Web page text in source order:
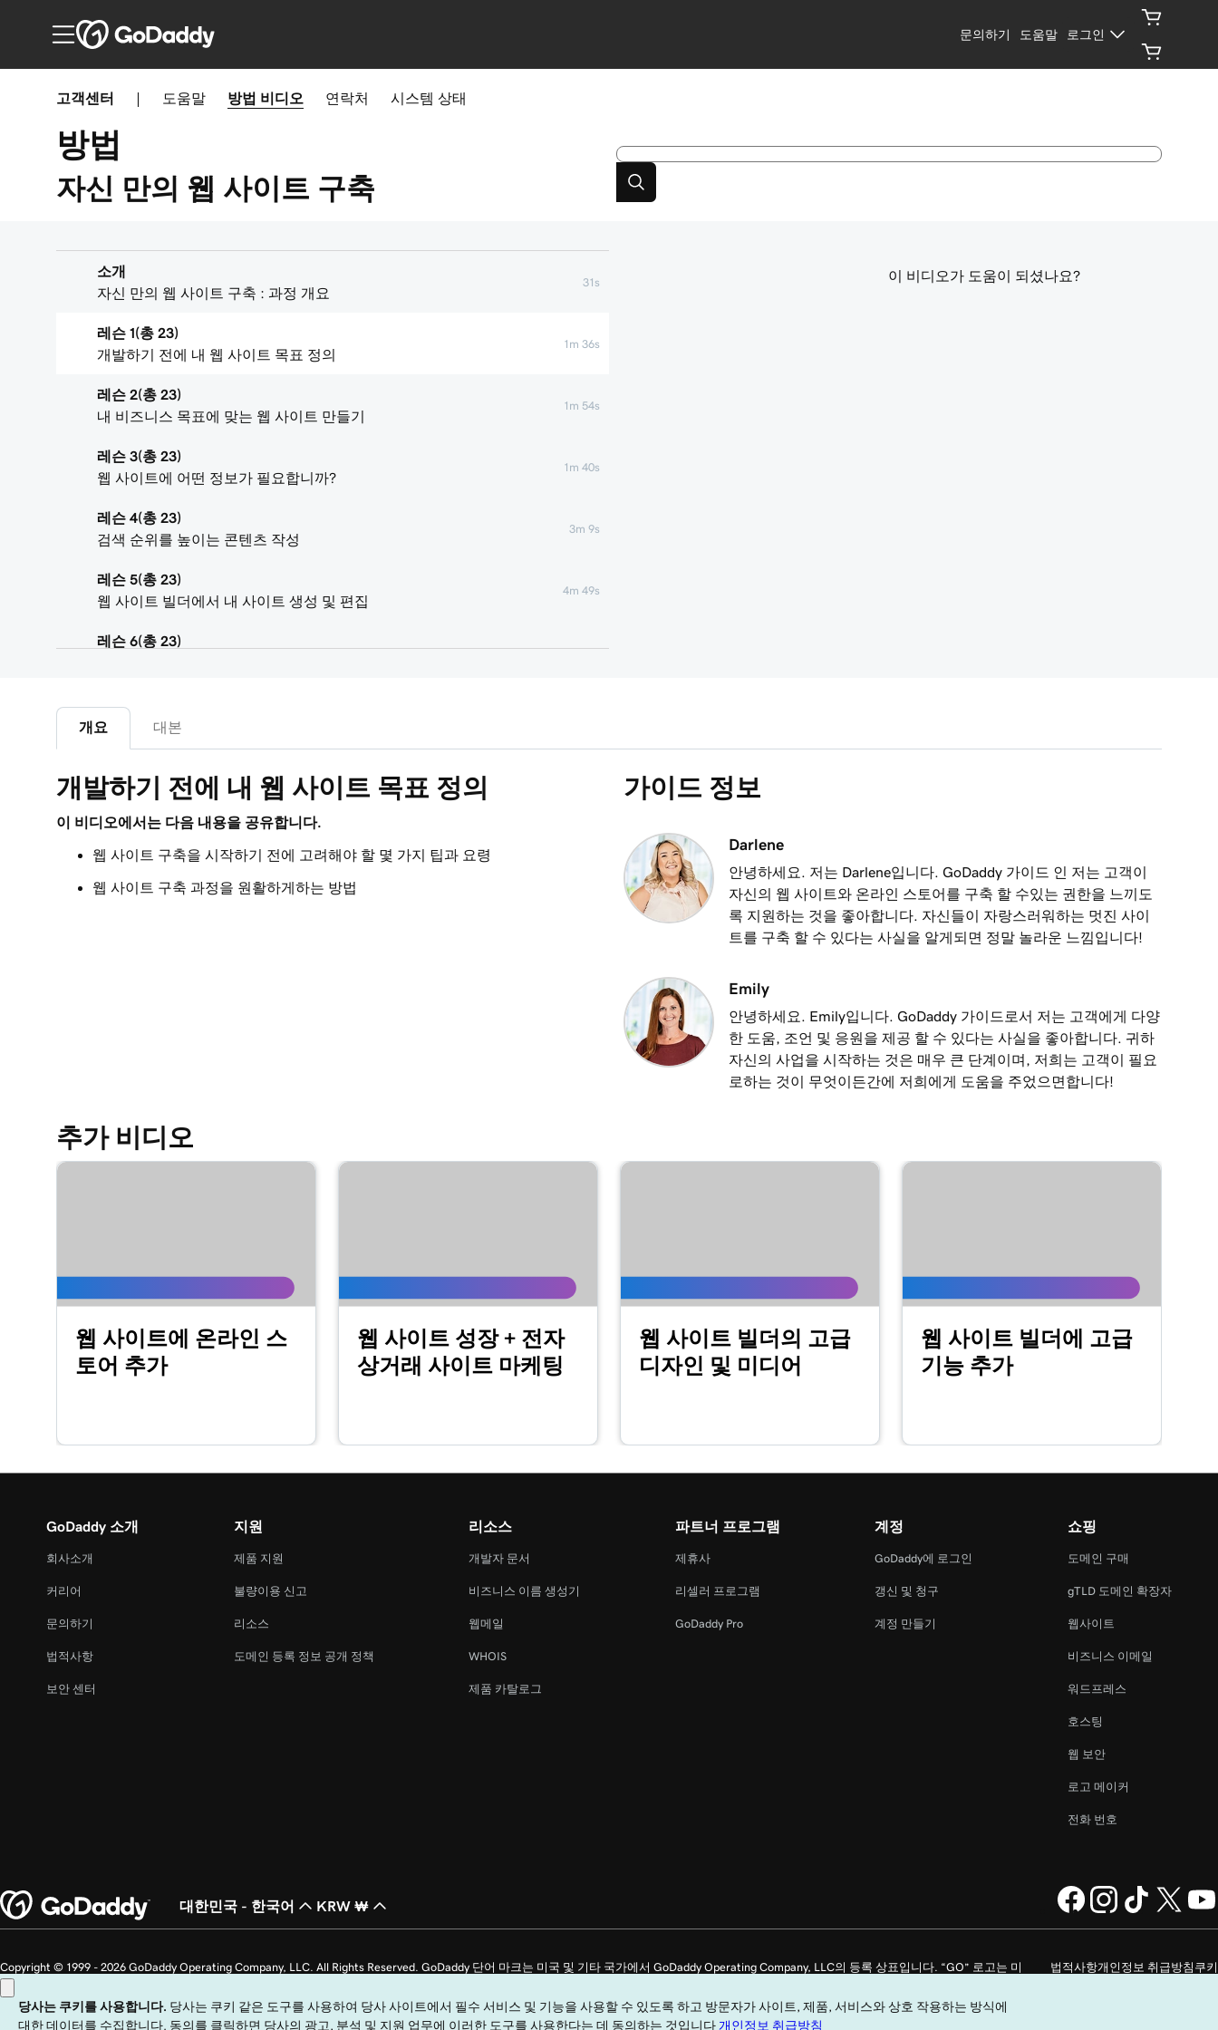
문의하기 도움말 로그인
고객센터 도움말 방법 비디오 연락처 시스템 상태
방법
자신 만의 웹 사이트 구축
소개
자신 만의 웹 사이트 구축 : 과정 개요
31s
레슨 1(총 23)
개발하기 전에 내 웹 사이트 목표 정의
1m 36s
레슨 2(총 23)
내 비즈니스 목표에 맞는 웹 사이트 만들기
1m 54s
레슨 3(총 23)
웹 사이트에 어떤 정보가 필요합니까?
1m 40s
레슨 4(총 23)
검색 순위를 높이는 콘텐츠 작성
3m 9s
레슨 5(총 23)
웹 사이트 빌더에서 내 사이트 생성 및 편집
4m 49s
레슨 6(총 23)
1m 51s
내 웹 사이트 + 마케팅 사이트에 섹션 추가
섹션 또는 섹션 그룹의 콘텐츠 편집
레슨 9(총 23)
내 헤더의 시각적 요소 편집
레슨 10(총 23)
레슨 14(총 23)
웹 사이트 + 마케팅에서 비디오를 커버 미디어로 사용
웹 사이트 + 마케팅에서 내 회사 소개 섹션 사용자 지정
웹 사이트 + 마케팅에서 콘텐츠 섹션 사용자 지정
레슨 18(총 23)
레슨 19(총 23)
웹 사이트 + 마케팅에서 내 소셜 섹션 사용자 지정
이 비디오가 도움이 되셨나요?
개요 대본
개발하기 전에 내 웹 사이트 목표 정의
이 비디오에서는 다음 내용을 공유합니다.
웹 사이트 구축을 시작하기 전에 고려해야 할 몇 가지 팁과 요령
웹 사이트 구축 과정을 원활하게하는 방법
가이드 정보
Darlene
안녕하세요. 저는 Darlene입니다. GoDaddy 가이드 인 저는 고객이
자신의 웹 사이트와 온라인 스토어를 구축 할 수있는 권한을 느끼도
록 지원하는 것을 좋아합니다. 자신들이 자랑스러워하는 멋진 사이
트를 구축 할 수 있다는 사실을 알게되면 정말 놀라운 느낌입니다!
Emily
안녕하세요. Emily입니다. GoDaddy 가이드로서 저는 고객에게 다양
한 도움, 조언 및 응원을 제공 할 수 있다는 사실을 좋아합니다. 귀하
자신의 사업을 시작하는 것은 매우 큰 단계이며, 저희는 고객이 필요
로하는 것이 무엇이든간에 저희에게 도움을 주었으면합니다!
추가 비디오
웹 사이트에 온라인 스
토어 추가
웹 사이트 성장 + 전자
상거래 사이트 마케팅
웹 사이트 빌더의 고급
디자인 및 미디어
웹 사이트 빌더에 고급
기능 추가
GoDaddy 소개
회사소개
커리어
문의하기
법적사항
보안 센터
지원
제품 지원
불량이용 신고
리소스
도메인 등록 정보 공개 정책
리소스
개발자 문서
비즈니스 이름 생성기
웹메일
WHOIS
제품 카탈로그
파트너 프로그램
제휴사
리셀러 프로그램
GoDaddy Pro
계정
GoDaddy에 로그인
갱신 및 청구
계정 만들기
쇼핑
도메인 구매
gTLD 도메인 확장자
웹사이트
비즈니스 이메일
워드프레스
호스팅
웹 보안
로고 메이커
전화 번호
대한민국 - 한국어 KRW ₩
법적사항개인정보 취급방침 쿠키
Copyright © 1999 - 2026 GoDaddy Operating Company, LLC. All Rights Reserved. GoDaddy 단어 마크는 미국 및 기타 국가에서 GoDaddy Operating Company, LLC의 등록 상표입니다. “GO” 로고는 미
국에서 GoDaddy.com, LLC의 등록 상표입니다.
이 사이트를 이용하려면 명시된 이용 약관을 준수해야 합니다. 이 사이트를 이용하면 범용 서비스 약관을 준수할 것에 동의하는 것입니다.